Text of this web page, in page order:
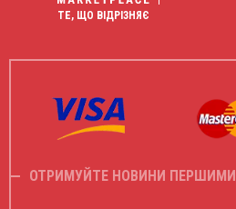
ТЕ, ЩО ВІДРІЗНЯЄ
ОТРИМУЙТЕ НОВИНИ ПЕРШИМИ